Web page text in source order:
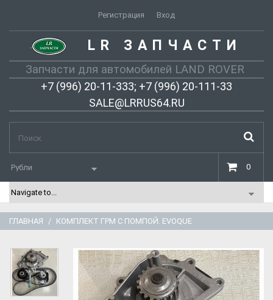
Регистрация Вход
- LR ЗАПЧАСТИ
Запчасти для автомобилей LAND ROVER
+7 (996) 20-11-333; +7 (996) 20-111-33
SALE@LRRUS64.RU
0
ГЛАВНАЯ КОМПЛЕКТ ГРМ С ПОМПОЙ. EVOQUE